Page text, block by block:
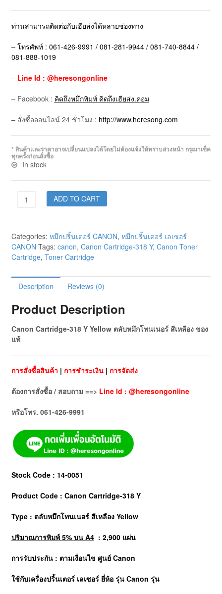
ท่านสามารถติดต่อกับเฮียส่งได้หลายช่องทาง
– โทรศัพท์ : 061-426-9991 / 081-281-9944 / 081-740-8844 /
081-888-1019
– Line Id : @heresongonline
– Facebook : คิดถึงหมึกพิมพ์ คิดถึงเฮียส่ง.คอม
– สั่งซื้อออนไลน์ 24 ชั่วโมง : http://www.heresong.com
* สินค้าและราคาอาจเปลี่ยนแปลงได้โดยไม่ต้องแจ้งให้ทราบล่วงหน้า กรุณาเช็ค
ทุกครั้งก่อนสั่งซื้อ
In stock
ADD TO CART
Categories: หมึกปริ้นเตอร์ CANON, หมึกปริ้นเตอร์ เลเซอร์
CANON Tags: canon, Canon Cartridge-318 Y, Canon Toner
Cartridge, Toner Cartridge
Description Reviews (0)
Product Description
Canon Cartridge-318 Y Yellow ตลับหมึกโทนเนอร์ สีเหลือง ของ
แท้
การสั่งซื้อสินค้า | การชำระเงิน| การจัดส่ง
ต้องการสั่งซื้อ / สอบถาม ==> Line Id : @heresongonline
หรือโทร. 061-426-9991
Stock Code : 14-0051
Product Code : Canon Cartridge-318 Y
Type : ตลับหมึกโทนเนอร์ สีเหลือง Yellow
ปริมาณการพิมพ์ 5% บน A4: 2,900 แผ่น
การรับประกัน : ตามเงื่อนไข ศูนย์ Canon
ใช้กับเครื่องปริ้นเตอร์ เลเซอร์ ยี่ห้อ รุ่น Canon รุ่น